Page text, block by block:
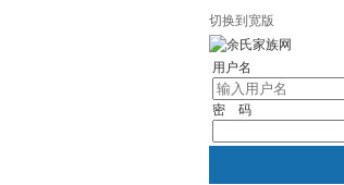
切换到宽版
用户名
密 码